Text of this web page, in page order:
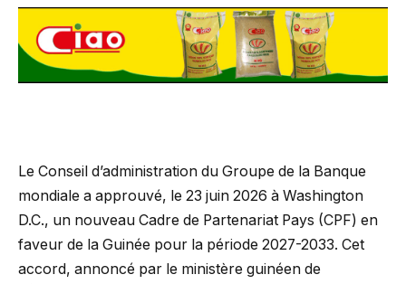
Le Conseil d’administration du Groupe de la Banque
mondiale a approuvé, le 23 juin 2026 à Washington
D.C., un nouveau Cadre de Partenariat Pays (CPF) en
faveur de la Guinée pour la période 2027-2033. Cet
accord, annoncé par le ministère guinéen de